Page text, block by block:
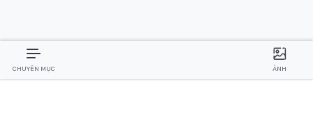
CHUYÊN MỤC ẢNH